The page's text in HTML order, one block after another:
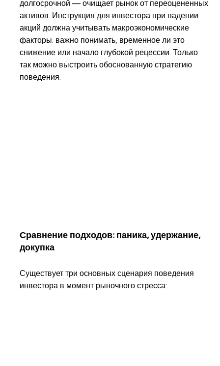
долгосрочной — очищает рынок от переоцененных
активов. Инструкция для инвестора при падении
акций должна учитывать макроэкономические
факторы: важно понимать, временное ли это
снижение или начало глубокой рецессии. Только
так можно выстроить обоснованную стратегию
поведения.
Сравнение подходов: паника, удержание,
докупка
Существует три основных сценария поведения
инвестора в момент рыночного стресса: